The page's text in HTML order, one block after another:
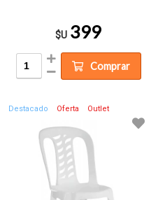
$U 399
Comprar
Destacado Oferta Outlet